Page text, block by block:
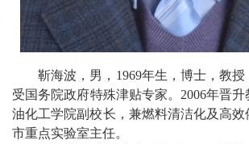
育
教
靳海波，男， 1969年生，博士，教
受国务院政府特殊津贴专家。 2006年晋升
油化工学院副校长 ，兼燃料清洁化及高
市重点实验室主任。